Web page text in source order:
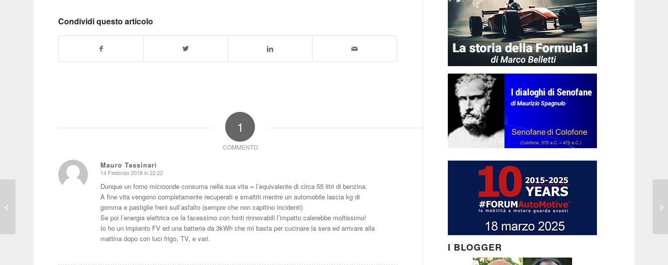
Condividi questo articolo
1
COMMENTO
Mauro Tassinari
dice:
14 Febbraio 2018 in 22:22
Dunque un forno microonde consuma nella sua vita = l’equivalente di circa 55 litri di benzina.
A fine vita vengono completamente recuperati e smaltiti mentre un automobile lascia kg di
gomma e pastiglie freni sull’asfalto (sempre che non capitino incidenti)
Se poi l’energia elettrica ce la facessimo con fonti rinnovabili l’impatto calerebbe moltissimo!
Io ho un impianto FV ed una batteria da 3kWh che mi basta per cucinare la sera ed arrivare alla
mattina dopo con luci frigo, TV, e vari.
I BLOGGER